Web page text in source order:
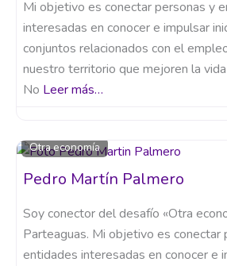
Mi objetivo es conectar personas y
interesadas en conocer e impulsar
conjuntos relacionados con el
nuestro territorio que mejoren la
No Leer más…
Otra economía
Pedro Martín Palmero
Soy conector del desafío «Otra
Parteaguas. Mi objetivo es conectar
entidades interesadas en conocer e